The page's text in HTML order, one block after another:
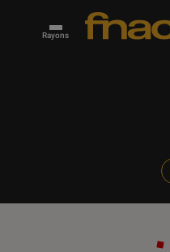
Rayons